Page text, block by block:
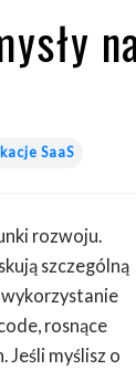
SaaS
rozwoju.
szczególną
rosnące
Jeśli myślisz o